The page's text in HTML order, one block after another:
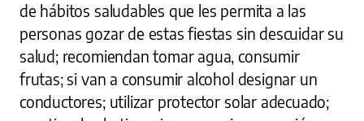
de hábitos saludables que les permita a las
personas gozar de estas fiestas sin descuidar su
salud; recomiendan tomar agua, consumir
frutas; si van a consumir alcohol designar un
conductores; utilizar protector solar adecuado;